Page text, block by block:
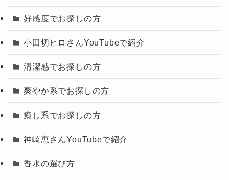
好感度でお探しの方
小田切ヒロさんYouTubeで紹介
清潔感でお探しの方
爽やか系でお探しの方
癒し系でお探しの方
神崎恵さんYouTubeで紹介
香水の選び方